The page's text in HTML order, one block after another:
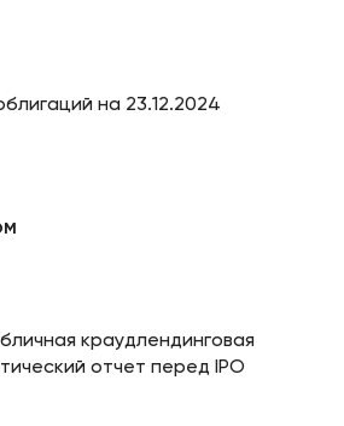
на 23.12.2024
краудлендинговая
отчет перед IPO